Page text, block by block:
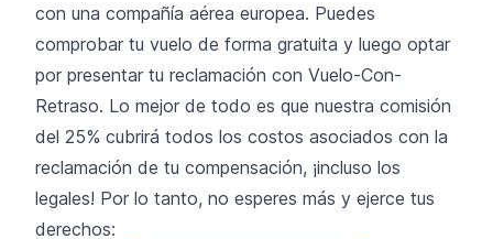
con una compañía aérea europea. Puedes
comprobar tu vuelo de forma gratuita y luego optar
por presentar tu reclamación con Vuelo-Con-
Retraso. Lo mejor de todo es que nuestra comisión
del 25% cubrirá todos los costos asociados con la
reclamación de tu compensación, ¡incluso los
legales! Por lo tanto, no esperes más y ejerce tus
derechos: